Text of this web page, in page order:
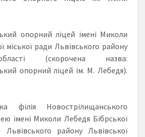
опорний ліцей імені Миколи
міської ради Львівського району
(скорочена назва:
опорний ліцей ім. М. Лебедя).
філія Новострілищанського
імені Миколи Лебедя Бібрської
Львівського району Львівської